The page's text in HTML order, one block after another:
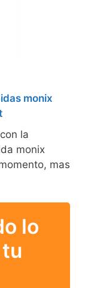
monix
la
monix
mas
lo